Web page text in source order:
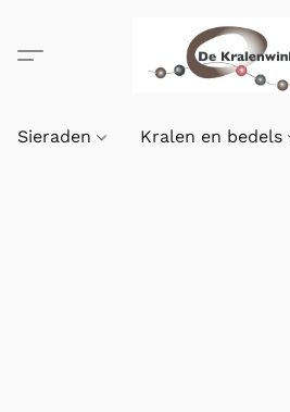
Sieraden Kralen en bedels